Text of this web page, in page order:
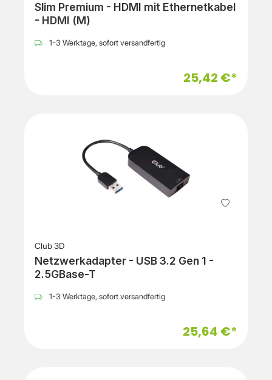
Slim Premium - HDMI mit Ethernetkabel
- HDMI (M)
1-3 Werktage, sofort versandfertig
25,42 €*
Club 3D
Netzwerkadapter - USB 3.2 Gen 1 -
2.5GBase-T
1-3 Werktage, sofort versandfertig
25,64 €*